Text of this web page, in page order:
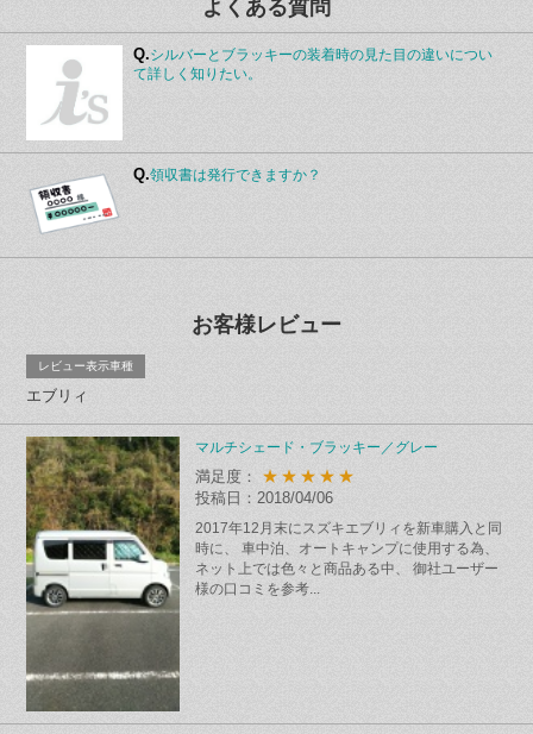
よくある質問
Q.シルバーとブラッキーの装着時の見た目の違いについ
て詳しく知りたい。
Q.領収書は発行できますか？
お客様レビュー
レビュー表示車種
エブリィ
マルチシェード・ブラッキー／グレー
満足度： ★★★★★
投稿日：2018/04/06
2017年12月末にスズキエブリィを新車購入と同
時に、 車中泊、オートキャンプに使用する為、
ネット上では色々と商品ある中、 御社ユーザー
様の口コミを参考...